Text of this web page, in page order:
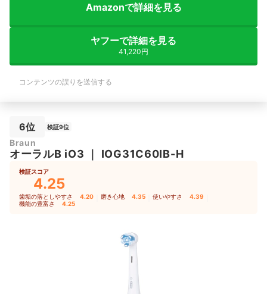
Amazonで詳細を見る
ヤフーで詳細を見る
41,220円
コンテンツの誤りを送信する
6位 検証9位
Braun
オーラルB iO3 IOG31C60IB-H
検証スコア
4.25
歯垢の落としやすさ 4.20 磨き心地 4.35 使いやすさ 4.39
機能の豊富さ 4.25